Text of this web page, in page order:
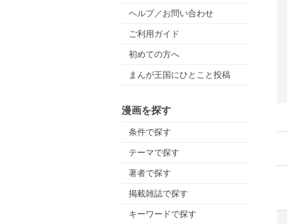
ヘルプ／お問い合わせ
ご利用ガイド
初めての方へ
まんが王国にひとこと投稿
漫画を探す
条件で探す
テーマで探す
著者で探す
掲載雑誌で探す
キーワードで探す